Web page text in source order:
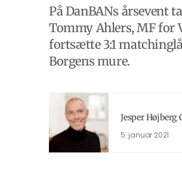
På DanBANs
Tommy Ahlers, MF for
fortsætte 3:1
Borgens mure.
Jesper Højberg
5. januar 2021